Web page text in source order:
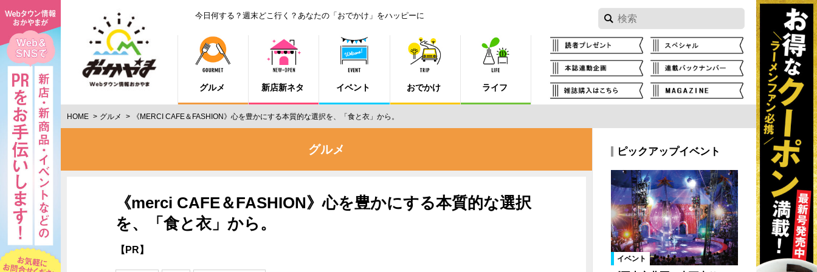
今日何する？週末どこ行く？あなたの「おでかけ」をハッピーに
グルメ 新店新ネタ イベント おでかけ ライフ
HOME グルメ 《MERCI CAFE＆FASHION》心を豊かにする本質的な選択を、「食と衣」から。
グルメ
《merci CAFE＆FASHION》心を豊かにする本質的な選択
を、「食と衣」から。
【PR】
ピックアップイベント
イベント